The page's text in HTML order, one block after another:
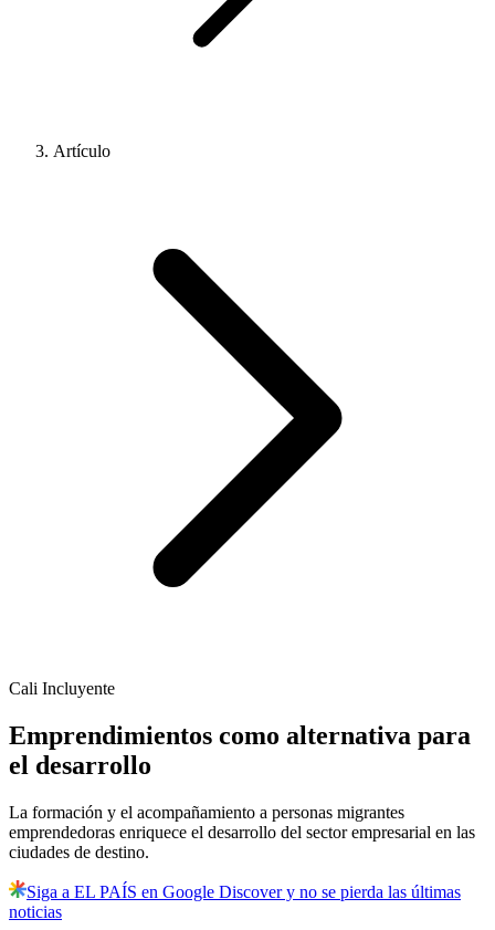
Artículo
Cali Incluyente
Emprendimientos como alternativa para
el desarrollo
La formación y el acompañamiento a personas migrantes
emprendedoras enriquece el desarrollo del sector empresarial en las
ciudades de destino.
Siga a EL PAÍS en Google Discover y no se pierda las últimas
noticias